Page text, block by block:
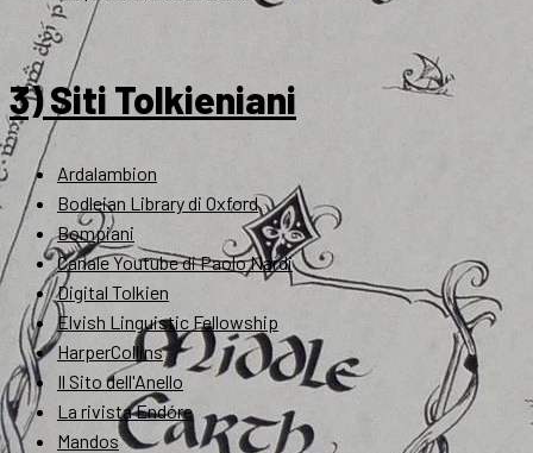
3) Siti Tolkieniani
Ardalambion
Bodleian Library di Oxford
Bompiani
Canale Youtube di Paolo Nardi
Digital Tolkien
Elvish Linguistic Fellowship
HarperCollins
Il Sito dell'Anello
La rivista Endóre
Mandos